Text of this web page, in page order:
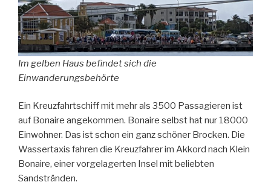
Im gelben Haus befindet sich die
Einwanderungsbehörte
Ein Kreuzfahrtschiff mit mehr als 3500 Passagieren ist
auf Bonaire angekommen. Bonaire selbst hat nur 18000
Einwohner. Das ist schon ein ganz schöner Brocken. Die
Wassertaxis fahren die Kreuzfahrer im Akkord nach Klein
Bonaire, einer vorgelagerten Insel mit beliebten
Sandstränden.